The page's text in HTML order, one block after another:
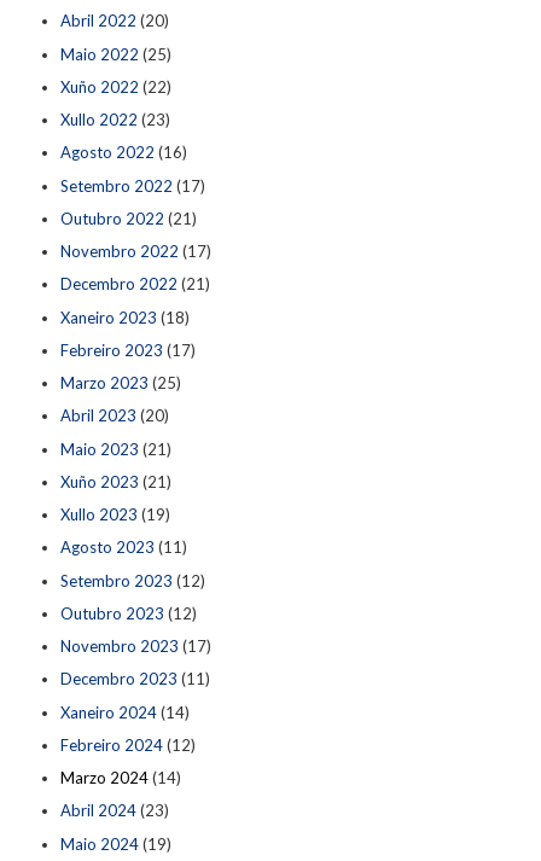
Abril 2022 (20)
Maio 2022 (25)
Xuño 2022 (22)
Xullo 2022 (23)
Agosto 2022 (16)
Setembro 2022 (17)
Outubro 2022 (21)
Novembro 2022 (17)
Decembro 2022 (21)
Xaneiro 2023 (18)
Febreiro 2023 (17)
Marzo 2023 (25)
Abril 2023 (20)
Maio 2023 (21)
Xuño 2023 (21)
Xullo 2023 (19)
Agosto 2023 (11)
Setembro 2023 (12)
Outubro 2023 (12)
Novembro 2023 (17)
Decembro 2023 (11)
Xaneiro 2024(14)
Febreiro 2024(12)
Marzo 2024(14)
Abril 2024(23)
Maio 2024(19)